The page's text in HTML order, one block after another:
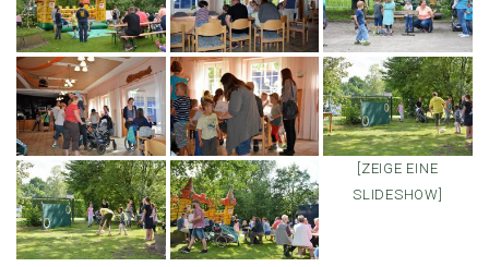
[ZEIGE EINE
SLIDESHOW]